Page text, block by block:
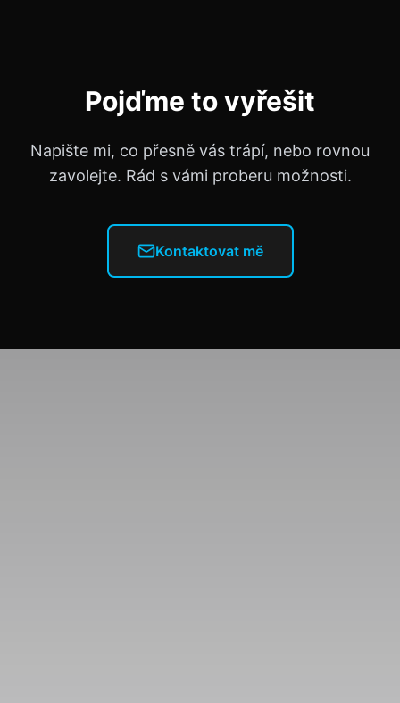
Pojďme to vyřešit
Napište mi, co přesně vás trápí, nebo rovnou
zavolejte. Rád s vámi proberu možnosti.
Kontaktovat mě